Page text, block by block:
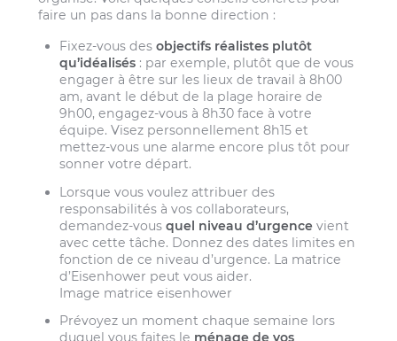
faire un pas dans la bonne direction :
Fixez-vous desobjectifs réalistes plutôt
qu’idéalisés : par exemple, plutôt que de vous
engager à être sur les lieux de travail à 8h00
am, avant le début de la plage horaire de
9h00, engagez-vous à 8h30 face à votre
équipe. Visez personnellement 8h15 et
mettez-vous une alarme encore plus tôt pour
sonner votre départ.
Lorsque vous voulez attribuer des
responsabilités à vos collaborateurs,
demandez-vousquel niveau d’urgence vient
avec cette tâche. Donnez des dates limites en
fonction de ce niveau d’urgence. La matrice
d’Eisenhower peut vous aider.
Image matrice eisenhower
Prévoyez un moment chaque semaine lors
duquel vous faites le ménage de vos